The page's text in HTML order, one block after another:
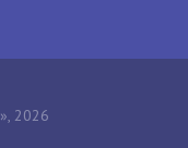
2026